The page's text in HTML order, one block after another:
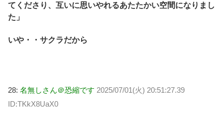
てくださり、互いに思いやれるあたたかい空間になりまし
た」
いや・・サクラだから
28: 名無しさん＠恐縮です 2025/07/01(火) 20:51:27.39
ID:TKkX8UaX0